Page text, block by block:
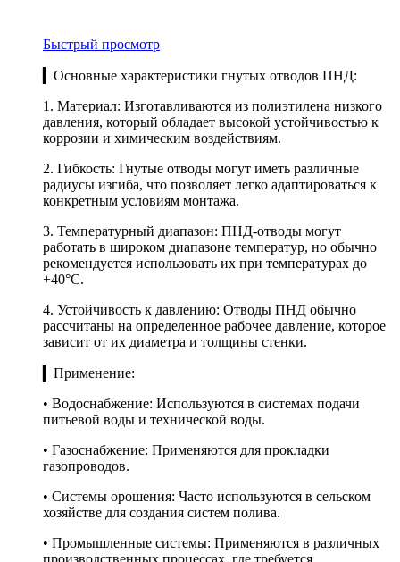
Быстрый просмотр
▎Основные характеристики гнутых отводов ПНД:
1. Материал: Изготавливаются из полиэтилена низкого
давления, который обладает высокой устойчивостью к
коррозии и химическим воздействиям.
2. Гибкость: Гнутые отводы могут иметь различные
радиусы изгиба, что позволяет легко адаптироваться к
конкретным условиям монтажа.
3. Температурный диапазон: ПНД-отводы могут
работать в широком диапазоне температур, но обычно
рекомендуется использовать их при температурах до
+40°C.
4. Устойчивость к давлению: Отводы ПНД обычно
рассчитаны на определенное рабочее давление, которое
зависит от их диаметра и толщины стенки.
▎Применение:
• Водоснабжение: Используются в системах подачи
питьевой воды и технической воды.
• Газоснабжение: Применяются для прокладки
газопроводов.
• Системы орошения: Часто используются в сельском
хозяйстве для создания систем полива.
• Промышленные системы: Применяются в различных
производственных процессах, где требуется